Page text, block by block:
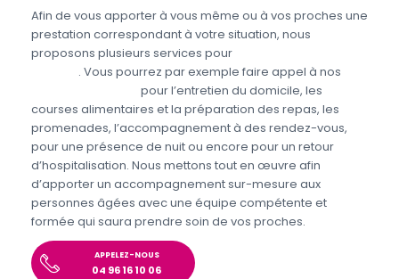
Afin de vous apporter à vous même ou à vos proches une
prestation correspondant à votre situation, nous
proposons plusieurs services pour
. Vous pourrez par exemple faire appel à nos
pour l’entretien du domicile, les
courses alimentaires et la préparation des repas, les
promenades, l’accompagnement à des rendez-vous,
pour une présence de nuit ou encore pour un retour
d’hospitalisation. Nous mettons tout en œuvre afin
d’apporter un accompagnement sur-mesure aux
personnes âgées avec une équipe compétente et
formée qui saura prendre soin de vos proches.
APPELEZ-NOUS
04 96 16 10 06